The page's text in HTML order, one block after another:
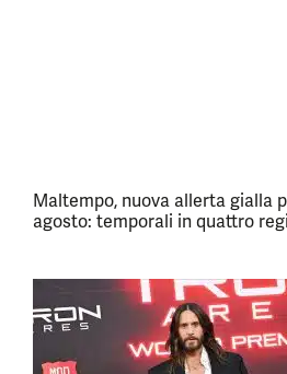
Maltempo, nuova allerta gialla
agosto: temporali in quattro